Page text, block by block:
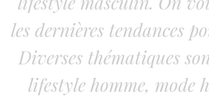
les dernières tendances
Diverses thématiques
lifestyle homme, mode